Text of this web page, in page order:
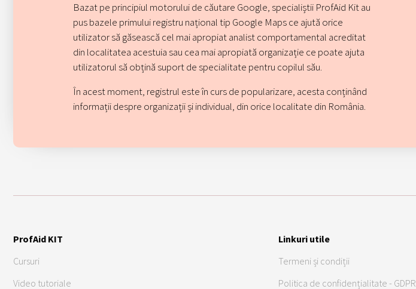
Bazat pe principiul motorului de căutare Google, specialiștii ProfAid Kit au
pus bazele primului registru național tip Google Maps ce ajută orice
utilizator să găsească cel mai apropiat analist comportamental acreditat
din localitatea acestuia sau cea mai apropiată organizație ce poate ajuta
utilizatorul să obțină suport de specialitate pentru copilul său.
În acest moment, registrul este în curs de popularizare, acesta conținând
informații despre organizații și individual, din orice localitate din România.
ProfAid KIT
Cursuri
Video tutoriale
Linkuri utile
Termeni și condiții
Politica de confidențialitate - GDPR